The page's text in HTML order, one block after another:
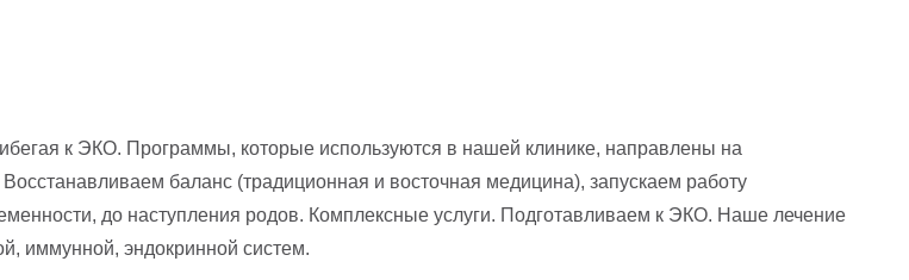
к ЭКО. Программы, которые используются в нашей клинике, направлены на
баланс (традиционная и восточная медицина), запускаем работу
до наступления родов. Комплексные услуги. Подготавливаем к ЭКО. Наше лечение
иммунной, эндокринной систем.